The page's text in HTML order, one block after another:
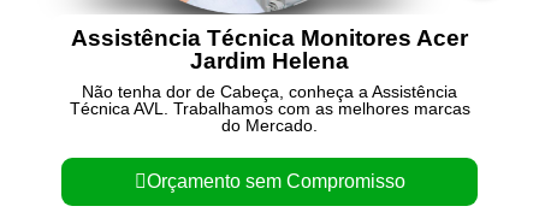
Assistência Técnica Monitores Acer
Jardim Helena
Não tenha dor de Cabeça, conheça a Assistência
Técnica AVL. Trabalhamos com as melhores marcas
do Mercado.
Orçamento sem Compromisso